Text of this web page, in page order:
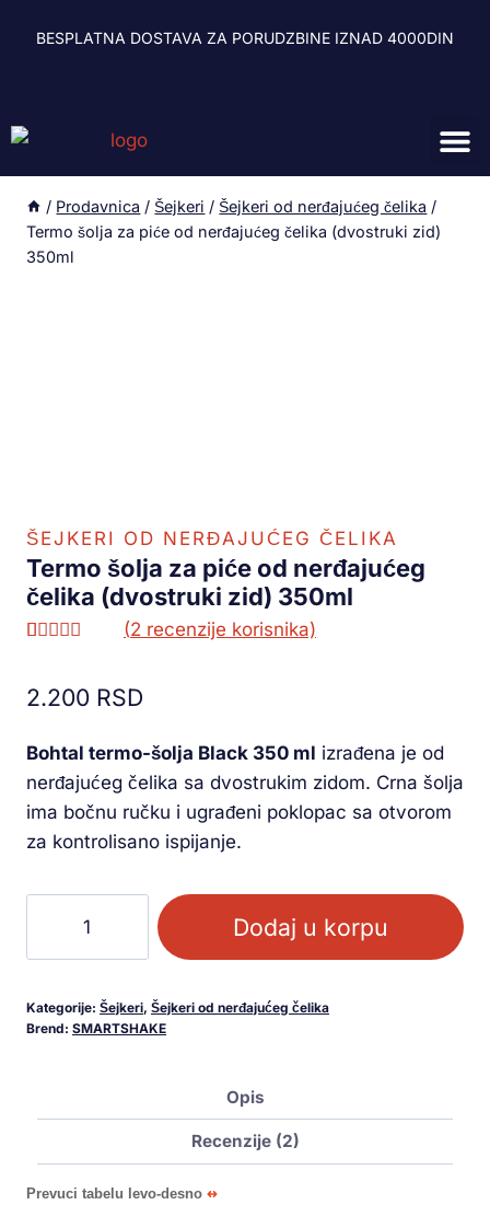
BESPLATNA DOSTAVA ZA PORUDZBINE IZNAD 4000DIN
/ Prodavnica / Šejkeri / Šejkeri od nerđajućeg čelika /
Termo šolja za piće od nerđajućeg čelika (dvostruki zid)
350ml
ŠEJKERI OD NERĐAJUĆEG ČELIKA
Termo šolja za piće od nerđajućeg
čelika (dvostruki zid) 350ml
na osnovu
ocene
(2 recenzije korisnika)
2.200 RSD
Bohtal termo-šolja Black 350 ml izrađena je od
nerđajućeg čelika sa dvostrukim zidom. Crna šolja
ima bočnu ručku i ugrađeni poklopac sa otvorom
za kontrolisano ispijanje.
Dodaj u korpu
Kategorije: Šejkeri, Šejkeri od nerđajućeg čelika
Brend: SMARTSHAKE
Opis
Recenzije (2)
Prevuci tabelu levo-desno